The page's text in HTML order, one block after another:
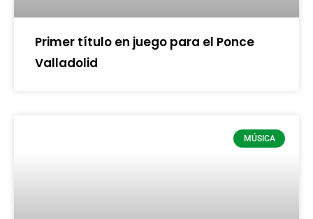
Primer título en juego para el Ponce
Valladolid
MÚSICA